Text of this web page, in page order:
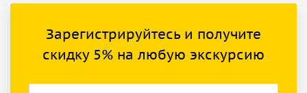
Зарегистрируйтесь и получите
скидку 5% на любую экскурсию